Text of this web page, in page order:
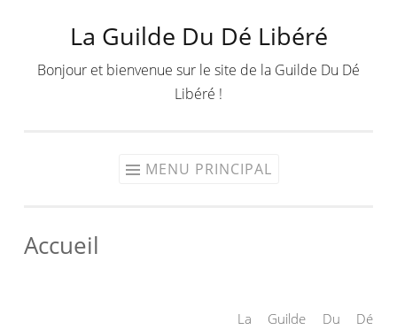
contenu
La Guilde Du Dé Libéré
Bonjour et bienvenue sur le site de la Guilde Du Dé
Libéré !
MENU PRINCIPAL
Accueil
La Guilde Du Dé